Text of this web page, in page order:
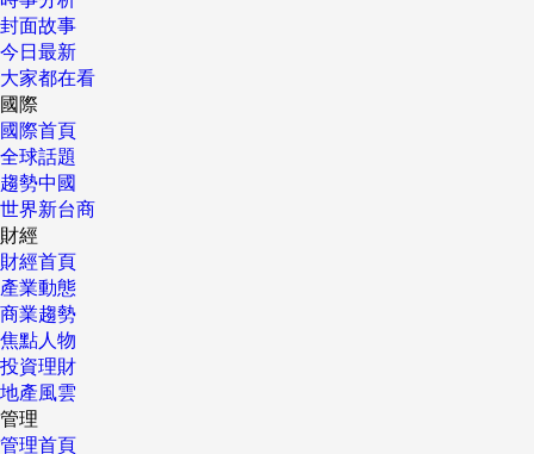
封面故事
今日最新
大家都在看
國際
國際首頁
全球話題
趨勢中國
世界新台商
財經
財經首頁
產業動態
商業趨勢
焦點人物
投資理財
地產風雲
管理
管理首頁